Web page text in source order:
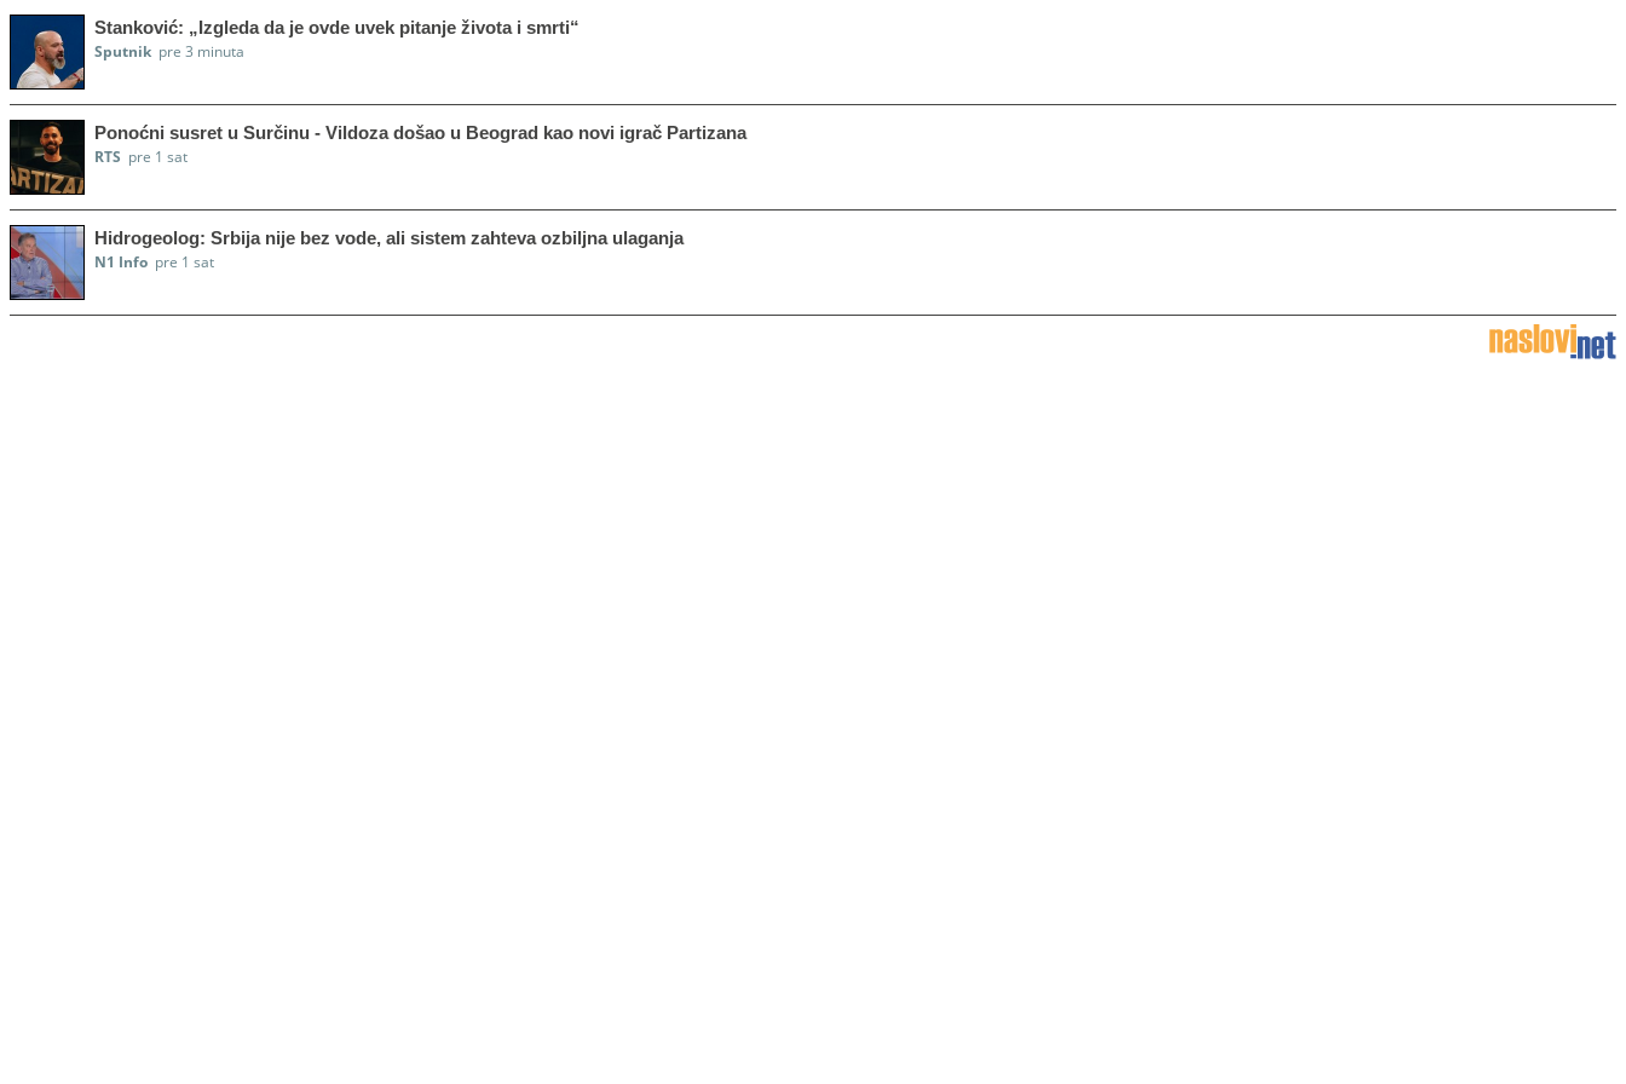
Stanković: „Izgleda da je ovde uvek pitanje života i smrti“
Sputnik pre 3 minuta
Ponoćni susret u Surčinu - Vildoza došao u Beograd kao novi igrač Partizana
RTS pre 1 sat
Hidrogeolog: Srbija nije bez vode, ali sistem zahteva ozbiljna ulaganja
N1 Info pre 1 sat